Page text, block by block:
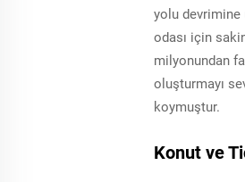
yolu devrimine
odası için
milyonundan
oluşturmayı
koymuştur.
Konut ve